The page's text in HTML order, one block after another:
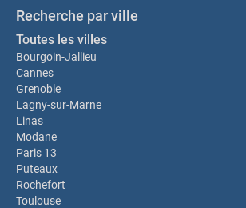
Recherche par ville
Toutes les villes
Bourgoin-Jallieu
Cannes
Grenoble
Lagny-sur-Marne
Linas
Modane
Paris 13
Puteaux
Rochefort
Toulouse